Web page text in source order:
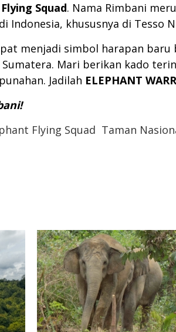
Squad. Nama Rimbani
Indonesia, khususnya di Tesso
menjadi simbol harapan
Mari berikan kado
Jadilah ELEPHANT
Flying Squad Taman